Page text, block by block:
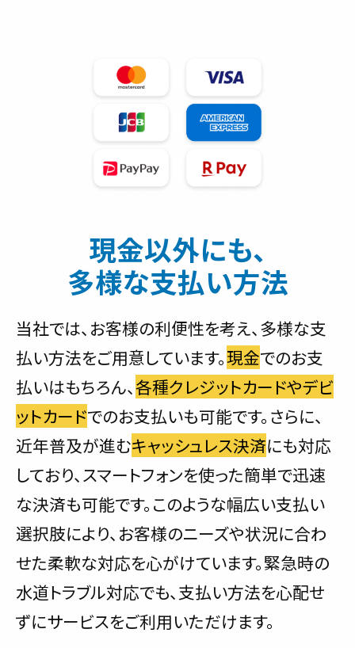
現金以外にも、
多様な支払い方法
当社では、お客様の利便性を考え、多様な支
払い方法をご用意しています。現金でのお支
払いはもちろん、各種クレジットカードやデビ
ットカードでのお支払いも可能です。さらに、
近年普及が進むキャッシュレス決済にも対応
しており、スマートフォンを使った簡単で迅速
な決済も可能です。このような幅広い支払い
選択肢により、お客様のニーズや状況に合わ
せた柔軟な対応を心がけています。緊急時の
水道トラブル対応でも、支払い方法を心配せ
ずにサービスをご利用いただけます。